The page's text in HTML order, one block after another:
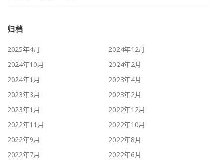
归档
2025年4月
2024年12月
2024年10月
2024年2月
2024年1月
2023年4月
2023年3月
2023年2月
2023年1月
2022年12月
2022年11月
2022年10月
2022年9月
2022年8月
2022年7月
2022年6月